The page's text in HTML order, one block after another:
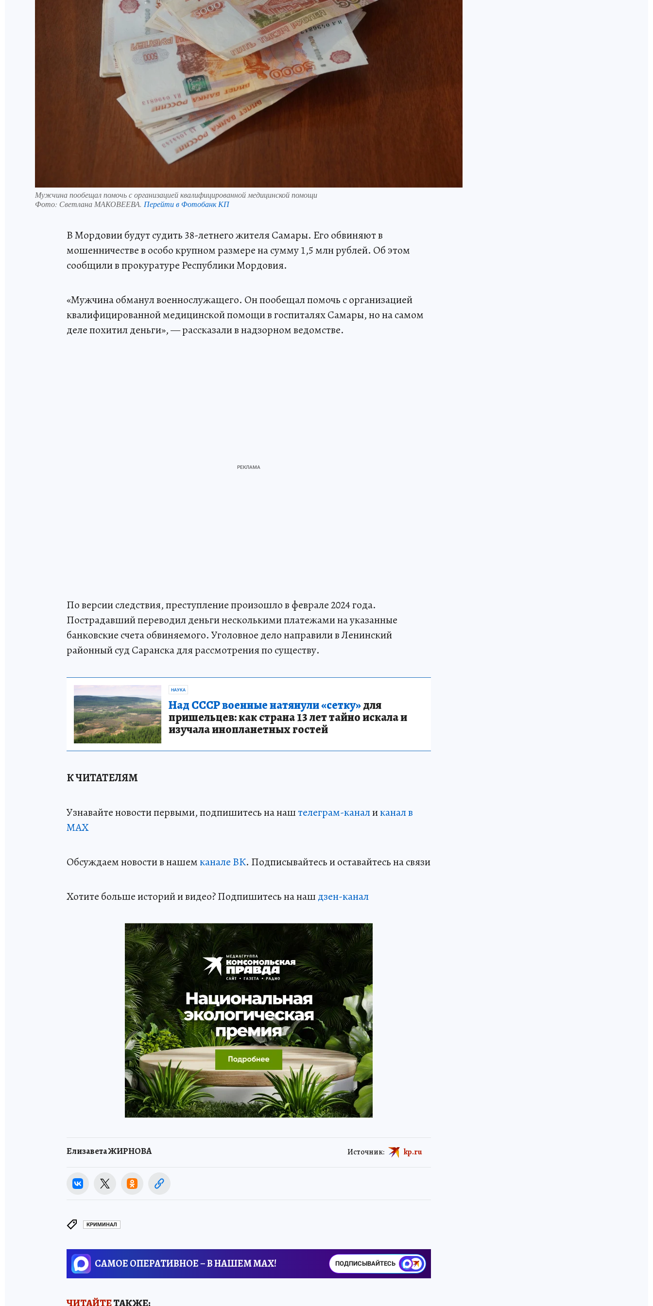
Мужчина пообещал помочь с организацией квалифицированной медицинской помощи
Фото: Светлана МАКОВЕЕВА. Перейти в Фотобанк КП
В Мордовии будут судить 38-летнего жителя Самары. Его обвиняют в
мошенничестве в особо крупном размере на сумму 1,5 млн рублей. Об этом
сообщили в прокуратуре Республики Мордовия.
«Мужчина обманул военнослужащего. Он пообещал помочь с организацией
квалифицированной медицинской помощи в госпиталях Самары, но на самом
деле похитил деньги», — рассказали в надзорном ведомстве.
По версии следствия, преступление произошло в феврале 2024 года.
Пострадавший переводил деньги несколькими платежами на указанные
банковские счета обвиняемого. Уголовное дело направили в Ленинский
районный суд Саранска для рассмотрения по существу.
НАУКА
Над СССР военные натянули «сетку»для
пришельцев: как страна 13 лет тайно искала и
изучала инопланетных гостей
К ЧИТАТЕЛЯМ
Узнавайте новости первыми, подпишитесь на наштелеграм-каналиканал в
МАХ
Обсуждаем новости в нашемканале ВК. Подписывайтесь и оставайтесь на связи
Хотите больше историй и видео? Подпишитесь на наш дзен-канал
Елизавета ЖИРНОВА Источник: kp.ru
КРИМИНАЛ
САМОЕ ОПЕРАТИВНОЕ – В НАШЕМ MAX! ПОДПИСЫВАЙТЕСЬ
ЧИТАЙТЕТАКЖЕ: